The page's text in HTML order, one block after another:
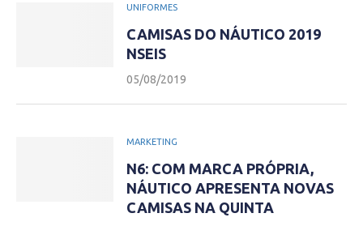
UNIFORMES
CAMISAS DO NÁUTICO 2019
NSEIS
05/08/2019
MARKETING
N6: COM MARCA PRÓPRIA,
NÁUTICO APRESENTA NOVAS
CAMISAS NA QUINTA